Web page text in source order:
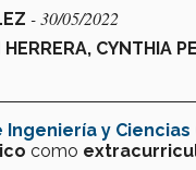
- 30/05/2022
CYNTHIA
Ingeniería y Ciencias
como